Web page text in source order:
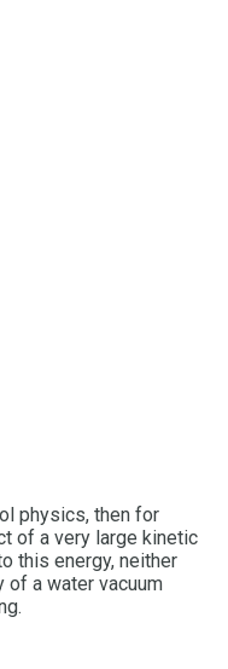
physics, then for
of a very large kinetic
this energy, neither
of a water vacuum